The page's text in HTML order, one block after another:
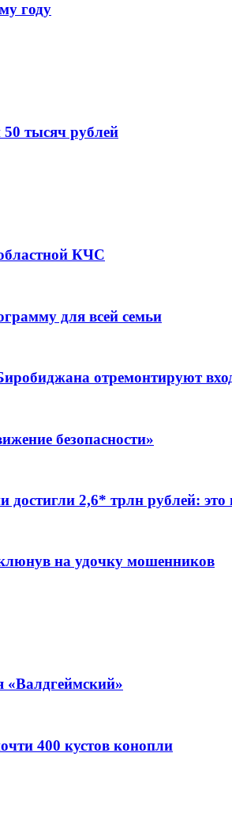
году
тысяч рублей
КЧС
для всей семьи
отремонтируют
безопасности»
достигли 2,6* трлн рублей:
на удочку мошенников
«Валдгеймский»
400 кустов конопли